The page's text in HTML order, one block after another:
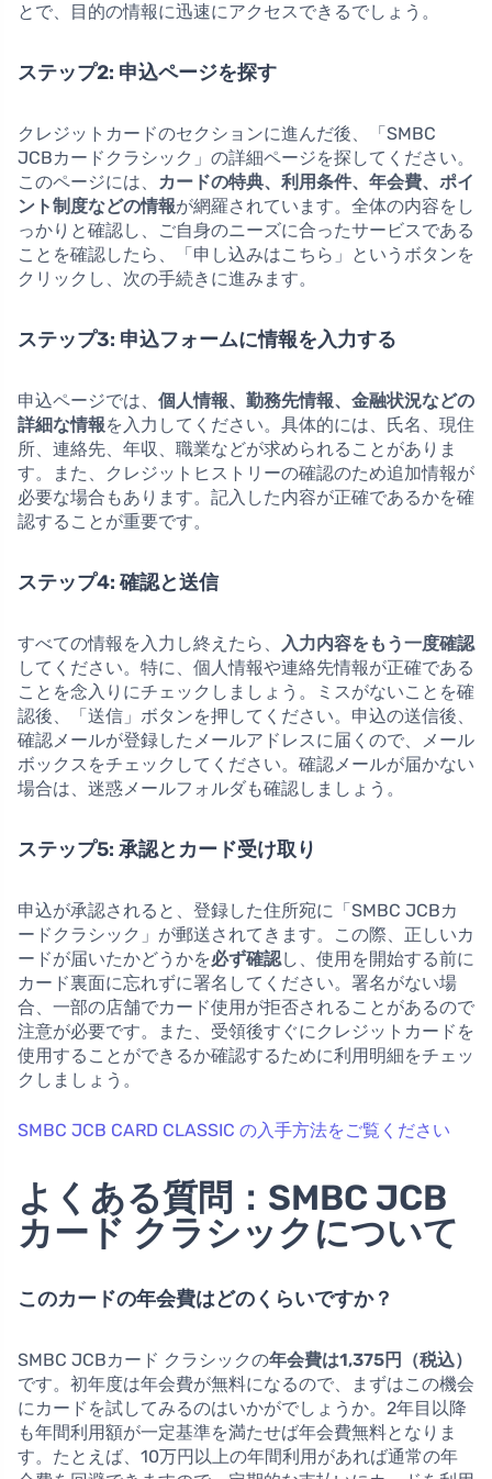
とで、目的の情報に迅速にアクセスできるでしょう。
ステップ2: 申込ページを探す
クレジットカードのセクションに進んだ後、「SMBC
JCBカードクラシック」の詳細ページを探してください。
このページには、 カードの特典、利用条件、年会費、ポイ
ント制度などの情報が網羅されています。全体の内容をし
っかりと確認し、ご自身のニーズに合ったサービスである
ことを確認したら、「申し込みはこちら」というボタンを
クリックし、次の手続きに進みます。
ステップ3: 申込フォームに情報を入力する
申込ページでは、 個人情報、勤務先情報、金融状況などの
詳細な情報を入力してください。具体的には、氏名、現住
所、連絡先、年収、職業などが求められることがありま
す。また、クレジットヒストリーの確認のため追加情報が
必要な場合もあります。記入した内容が正確であるかを確
認することが重要です。
ステップ4: 確認と送信
すべての情報を入力し終えたら、
入力内容をもう一度確認
してください。特に、個人情報や連絡先情報が正確である
ことを念入りにチェックしましょう。ミスがないことを確
認後、「送信」ボタンを押してください。申込の送信後、
確認メールが登録したメールアドレスに届くので、メール
ボックスをチェックしてください。確認メールが届かない
場合は、迷惑メールフォルダも確認しましょう。
ステップ5: 承認とカード受け取り
申込が承認されると、登録した住所宛に「SMBC JCBカ
ードクラシック」が郵送されてきます。この際、正しいカ
ードが届いたかどうかを必ず確認し、使用を開始する前に
カード裏面に忘れずに署名してください。署名がない場
合、一部の店舗でカード使用が拒否されることがあるので
注意が必要です。また、受領後すぐにクレジットカードを
使用することができるか確認するために利用明細をチェッ
クしましょう。
SMBC JCB CARD CLASSIC の入手方法をご覧ください
よくある質問：SMBC JCB
カード クラシックについて
このカードの年会費はどのくらいですか？
SMBC JCBカード クラシックの年会費は1,375円（税込）
です。初年度は年会費が無料になるので、まずはこの機会
にカードを試してみるのはいかがでしょうか。2年目以降
も年間利用額が一定基準を満たせば年会費無料となりま
す。たとえば、10万円以上の年間利用があれば通常の年